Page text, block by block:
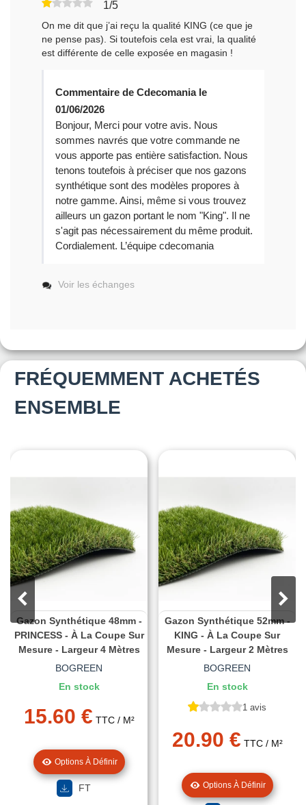
1/5
On me dit que j’ai reçu la qualité KING (ce que je
ne pense pas). Si toutefois cela est vrai, la qualité
est différente de celle exposée en magasin !
Commentaire de Cdecomania le
01/06/2026
Bonjour, Merci pour votre avis. Nous
sommes navrés que votre commande ne
vous apporte pas entière satisfaction. Nous
tenons toutefois à préciser que nos gazons
synthétique sont des modèles propores à
notre gamme. Ainsi, même si vous trouvez
ailleurs un gazon portant le nom "King". Il ne
s'agit pas nécessairement du même produit.
Cordialement. L’équipe cdecomania
Voir les échanges
FRÉQUEMMENT ACHETÉS
ENSEMBLE
Gazon Synthétique 48mm -
PRINCESS - À La Coupe Sur
Mesure - Largeur 4 Mètres
BOGREEN
En stock
15.60 € TTC/ M²
Options À Définir
FT
Gazon Synthétique 52mm -
KING - À La Coupe Sur
Mesure - Largeur 2 Mètres
BOGREEN
En stock
1 avis
20.90 € TTC/ M²
Options À Définir